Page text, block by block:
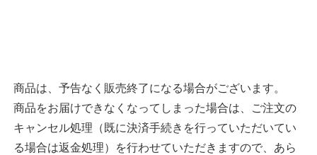
商品は、予告なく販売終了になる場合がございます。
商品をお届けできなくなってしまった場合は、ご注文の
キャンセル処理（既に決済手続きを行っていただいてい
る場合は返金処理）を行わせていただきますので、あら